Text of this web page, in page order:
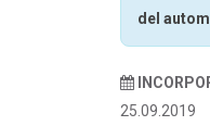
del
25.09.2019